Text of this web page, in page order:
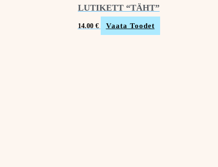
LUTIKETT “TÄHT”
14.00 € Vaata Toodet